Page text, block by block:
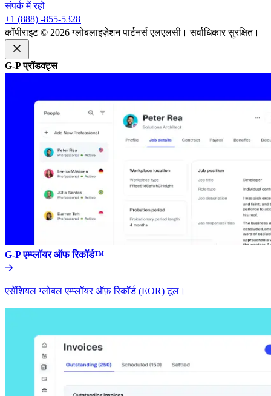
संपर्क में रहो​​
+1 (888) -855-5328​​
कॉपीराइट © 2026 ग्लोबलाइज़ेशन पार्टनर्स एलएलसी। सर्वाधिकार सुरक्षित।​​
G-P प्रॉडक्ट्स​​
G-P एम्प्लॉयर ऑफ रिकॉर्ड™​​
एसेंशियल ग्लोबल एम्प्लॉयर ऑफ़ रिकॉर्ड (EOR) टूल।​​